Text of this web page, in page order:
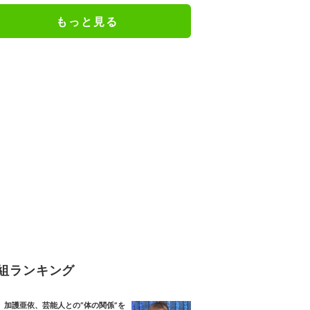
もっと見る
ランキング
加護亜依、芸能人との“体の関係”を